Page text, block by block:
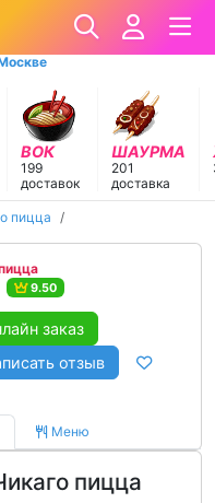
ВОК
199
доставок
ШАУРМА
201
доставка
пицца
9.50
заказ
отзыв
Меню
пицца